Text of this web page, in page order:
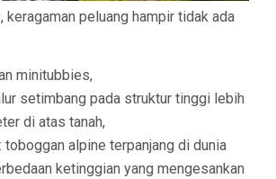
keragaman peluang hampir tidak ada
minitubbies,
setimbang pada struktur tinggi lebih
di atas tanah,
toboggan alpine terpanjang di dunia
ketinggian yang mengesankan